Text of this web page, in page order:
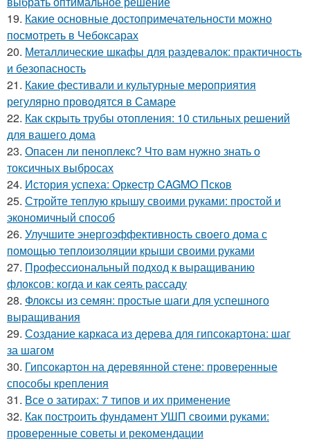
19. Какие основные достопримечательности можно
посмотреть в Чебоксарах
20. Металлические шкафы для раздевалок: практичность
и безопасность
21. Какие фестивали и культурные мероприятия
регулярно проводятся в Самаре
22. Как скрыть трубы отопления: 10 стильных решений
для вашего дома
23. Опасен ли пеноплекс? Что вам нужно знать о
токсичных выбросах
24. История успеха: Оркестр CAGMO Псков
25. Стройте теплую крышу своими руками: простой и
экономичный способ
26. Улучшите энергоэффективность своего дома с
помощью теплоизоляции крыши своими руками
27. Профессиональный подход к выращиванию
флоксов: когда и как сеять рассаду
28. Флоксы из семян: простые шаги для успешного
выращивания
29. Создание каркаса из дерева для гипсокартона: шаг
за шагом
30. Гипсокартон на деревянной стене: проверенные
способы крепления
31. Все о затирах: 7 типов и их применение
32. Как построить фундамент УШП своими руками:
проверенные советы и рекомендации